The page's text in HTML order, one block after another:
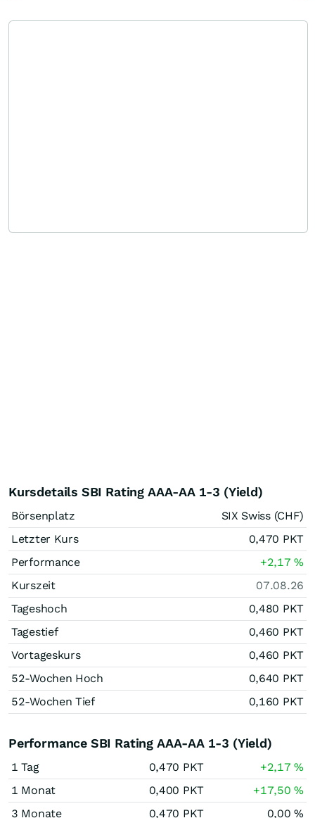
Kursdetails SBI Rating AAA-AA 1-3 (Yield)
Börsenplatz
SIX Swiss (CHF)
Letzter Kurs
0,470 PKT
Performance
+2,17%
Kurszeit
07.08.26
Tageshoch
0,480 PKT
Tagestief
0,460 PKT
Vortageskurs
0,460 PKT
52-Wochen Hoch
0,640 PKT
52-Wochen Tief
0,160 PKT
Performance SBI Rating AAA-AA 1-3 (Yield)
1 Tag 0,470 PKT +2,17%
1 Monat
0,400 PKT +17,50%
3 Monate
0,470 PKT 0,00%